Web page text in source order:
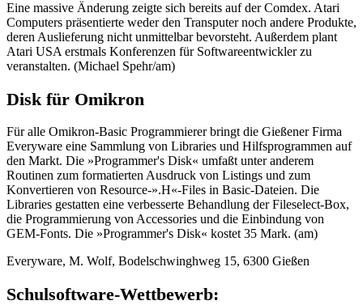
Eine massive Änderung zeigte sich bereits auf der Comdex. Atari
Computers präsentierte weder den Transputer noch andere Produkte,
deren Auslieferung nicht unmittelbar bevorsteht. Außerdem plant
Atari USA erstmals Konferenzen für Softwareentwickler zu
veranstalten. (Michael Spehr/am)
Disk für Omikron
Für alle Omikron-Basic Programmierer bringt die Gießener Firma
Everyware eine Sammlung von Libraries und Hilfsprogrammen auf
den Markt. Die »Programmer's Disk« umfaßt unter anderem
Routinen zum formatierten Ausdruck von Listings und zum
Konvertieren von Resource-».H«-Files in Basic-Dateien. Die
Libraries gestatten eine verbesserte Behandlung der Fileselect-Box,
die Programmierung von Accessories und die Einbindung von
GEM-Fonts. Die »Programmer's Disk« kostet 35 Mark. (am)
Everyware, M. Wolf, Bodelschwinghweg 15, 6300 Gießen
Schulsoftware-Wettbewerb: